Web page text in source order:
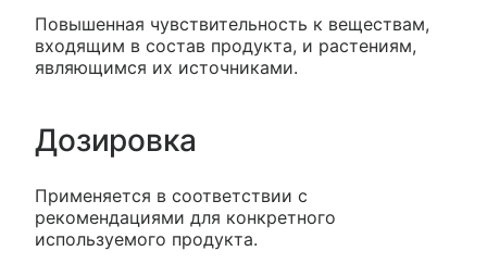
Повышенная чувствительность к веществам,
входящим в состав продукта, и растениям,
являющимся их источниками.
Дозировка
Применяется в соответствии с
рекомендациями для конкретного
используемого продукта.